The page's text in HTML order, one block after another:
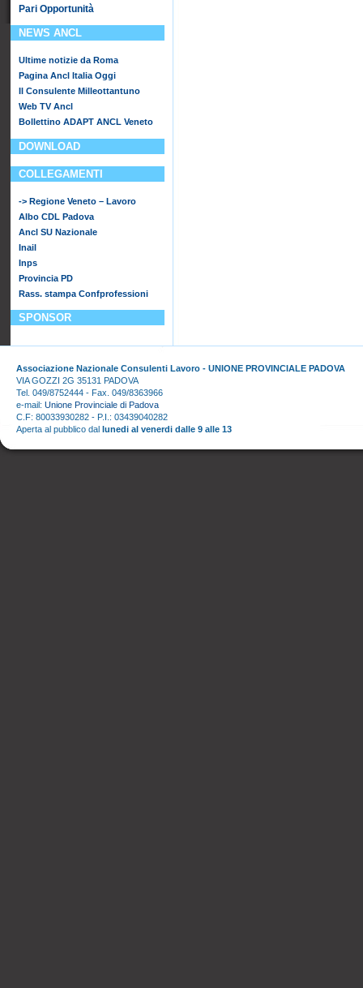
Pari Opportunità
NEWS ANCL
Ultime notizie da Roma
Pagina Ancl Italia Oggi
Il Consulente Milleottantuno
Web TV Ancl
Bollettino ADAPT ANCL Veneto
DOWNLOAD
COLLEGAMENTI
-> Regione Veneto – Lavoro
Albo CDL Padova
Ancl SU Nazionale
Inail
Inps
Provincia PD
Rass. stampa Confprofessioni
SPONSOR
Associazione Nazionale Consulenti Lavoro - UNIONE PROVINCIALE PADOVA
VIA GOZZI 2G 35131 PADOVA
Tel. 049/8752444 - Fax. 049/8363966
e-mail: Unione Provinciale di Padova
C.F: 80033930282 - P.I.: 03439040282
Aperta al pubblico dal lunedi al venerdi dalle 9 alle 13